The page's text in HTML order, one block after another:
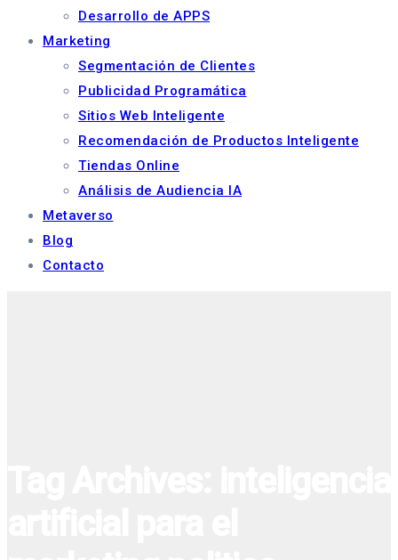
Desarrollo de APPS
Marketing
Segmentación de Clientes
Publicidad Programática
Sitios Web Inteligente
Recomendación de Productos Inteligente
Tiendas Online
Análisis de Audiencia IA
Metaverso
Blog
Contacto